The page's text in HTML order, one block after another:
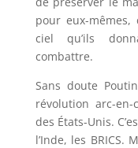
pour eux-
ciel qu’ils
combattre.
Sans doute
révolution arc-
des États-Unis.
l’Inde, les BRICS.